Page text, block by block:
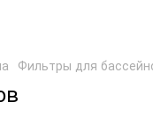
Фильтры для